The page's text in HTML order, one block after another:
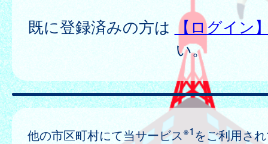
既に登録済みの方は 【ログイン
い。
他の市区町村にて当サービス※1 をご利用さ